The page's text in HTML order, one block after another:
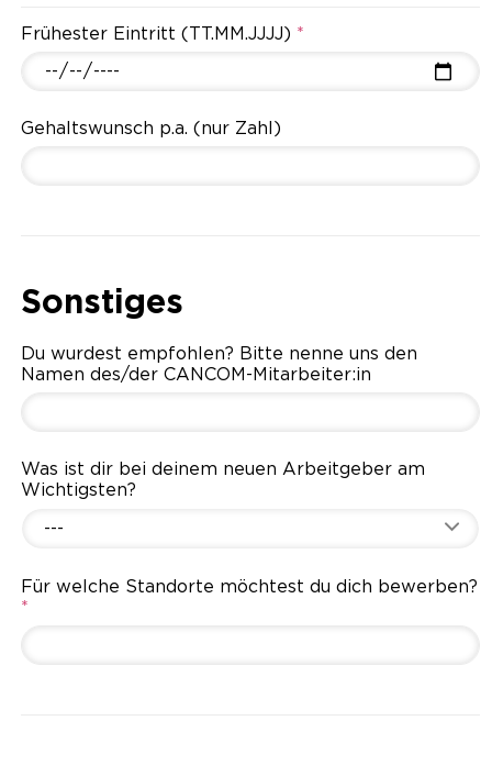
Frühester Eintritt (TT.MM.JJJJ) *
Gehaltswunsch p.a. (nur Zahl)
Sonstiges
Du wurdest empfohlen? Bitte nenne uns den
Namen des/der CANCOM-Mitarbeiter:in
Was ist dir bei deinem neuen Arbeitgeber am
Wichtigsten?
---
Für welche Standorte möchtest du dich bewerben?
*